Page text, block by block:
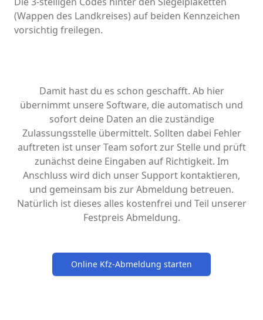
(Wappen des Landkreises) auf beiden Kennzeichen
vorsichtig freilegen.
Damit hast du es schon geschafft. Ab hier
übernimmt unsere Software, die automatisch und
sofort deine Daten an die zuständige
Zulassungsstelle übermittelt. Sollten dabei Fehler
auftreten ist unser Team sofort zur Stelle und prüft
zunächst deine Eingaben auf Richtigkeit. Im
Anschluss wird dich unser Support kontaktieren,
und gemeinsam bis zur Abmeldung betreuen.
Natürlich ist dieses alles kostenfrei und Teil unserer
Festpreis Abmeldung.
Online Kfz-Abmeldung starten